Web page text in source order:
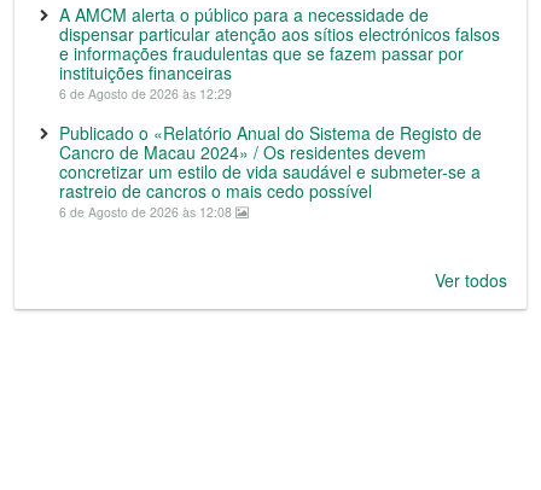
A AMCM alerta o público para a necessidade de
dispensar particular atenção aos sítios electrónicos falsos
e informações fraudulentas que se fazem passar por
instituições financeiras
6 de Agosto de 2026 às 12:29
Publicado o «Relatório Anual do Sistema de Registo de
Cancro de Macau 2024» / Os residentes devem
concretizar um estilo de vida saudável e submeter-se a
rastreio de cancros o mais cedo possível
6 de Agosto de 2026 às 12:08
Ver todos